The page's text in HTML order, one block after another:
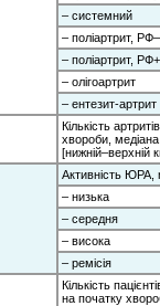
– системний
– поліартрит, РФ–
– поліартрит, РФ+
– олігоартрит
– ентезит-артрит
Кількість
хвороби,
[нижній–верхній
Активність ЮРА,
– низька
– середня
– висока
– ремісія
Кількість
на початку